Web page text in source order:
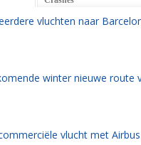
vluchten naar
winter nieuwe route
vlucht met